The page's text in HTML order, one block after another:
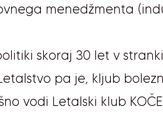
menedžmenta
skoraj 30 let v
pa je, kljub
vodi Letalski klub